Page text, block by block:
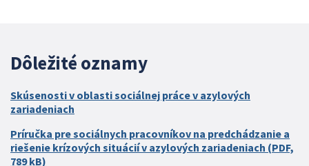
Dôležité oznamy
Skúsenosti v oblasti sociálnej práce v azylových
zariadeniach
Príručka pre sociálnych pracovníkov na predchádzanie a
riešenie krízových situácií v azylových zariadeniach (PDF,
789 kB)